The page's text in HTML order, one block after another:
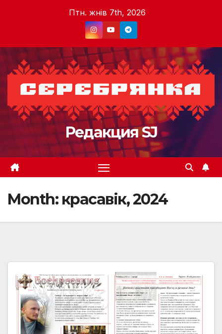
Птн. жнів 7th, 2026
Редакция SJ
Month: красавік, 2024